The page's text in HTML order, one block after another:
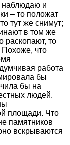
наблюдаю и
– то положат
тут же снимут;
в том же
раскопают, то
Похоже, что
работа
бы
бы на
людей.
площади. Что
памятников
вскрываются